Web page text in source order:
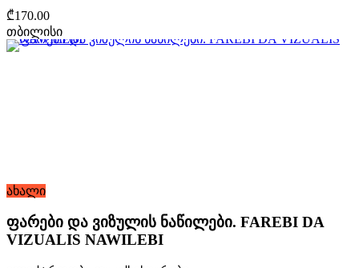
₾170.00
თბილისი
ახალი
ფარები და ვიზულის ნაწილები. FAREBI DA
VIZUALIS NAWILEBI